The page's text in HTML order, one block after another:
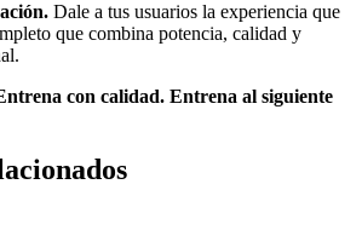
Dale a tus usuarios la experiencia que
que combina potencia, calidad y
con calidad. Entrena al siguiente